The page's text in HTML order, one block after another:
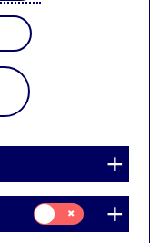
Samtycke
för:
Statistik